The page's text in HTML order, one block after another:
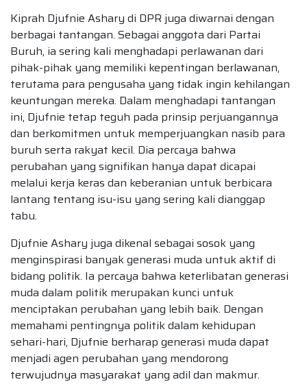
Kiprah Djufnie Ashary di DPR juga diwarnai dengan
berbagai tantangan. Sebagai anggota dari Partai
Buruh, ia sering kali menghadapi perlawanan dari
pihak-pihak yang memiliki kepentingan berlawanan,
terutama para pengusaha yang tidak ingin kehilangan
keuntungan mereka. Dalam menghadapi tantangan
ini, Djufnie tetap teguh pada prinsip perjuangannya
dan berkomitmen untuk memperjuangkan nasib para
buruh serta rakyat kecil. Dia percaya bahwa
perubahan yang signifikan hanya dapat dicapai
melalui kerja keras dan keberanian untuk berbicara
lantang tentang isu-isu yang sering kali dianggap
tabu.
Djufnie Ashary juga dikenal sebagai sosok yang
menginspirasi banyak generasi muda untuk aktif di
bidang politik. Ia percaya bahwa keterlibatan generasi
muda dalam politik merupakan kunci untuk
menciptakan perubahan yang lebih baik. Dengan
memahami pentingnya politik dalam kehidupan
sehari-hari, Djufnie berharap generasi muda dapat
menjadi agen perubahan yang mendorong
terwujudnya masyarakat yang adil dan makmur.